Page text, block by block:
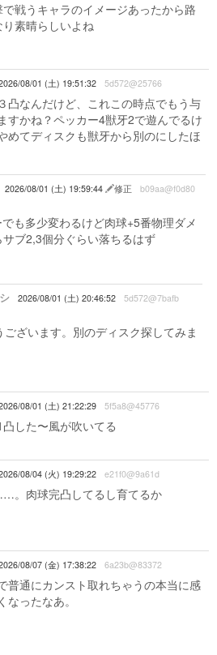
戦うキャラのイメージあったから路
素晴らしいよね
08/01 (土) 19:51:32 5d572@25766
凸なんだけど、これこの時点でもう与
すかね？ペッカー4獣牙2で遊んでるけ
めてディスクも獣牙から別のにしたほ
2026/08/01 (土) 19:59:44 修正 b09aa@f0d80
も多少変わるけど肉球+5番物理ダメ
ブ2,3個分ぐらい落ちるはず
2026/08/01 (土) 20:46:52 5d572@7bafb
ざいます。別のディスク探してみま
08/01 (土) 21:22:29 5f5a8@45776
した〜風が吹いてる
08/04 (火) 19:29:22 e21f0@9a61d
。肉球完凸してるし育てるか
08/07 (金) 17:38:22 6a23b@83372
普通にカンスト取れちゃうの本当に感
ったなあ。